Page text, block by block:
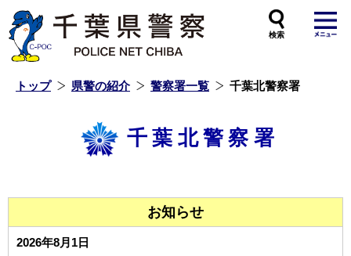
トップ 県警の紹介 警察署一覧 千葉北警察署
千葉北警察署
お知らせ
2026年8月1日